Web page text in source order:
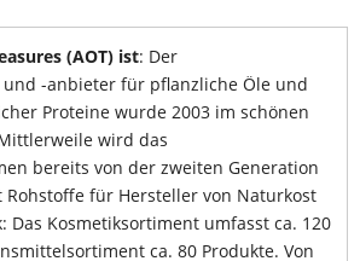
(AOT) ist: Der
-anbieter für pflanzliche Öle und
Proteine wurde 2003 im schönen
wird das
bereits von der zweiten Generation
Rohstoffe für Hersteller von Naturkost
Das Kosmetiksortiment umfasst ca. 120
ca. 80 Produkte. Von